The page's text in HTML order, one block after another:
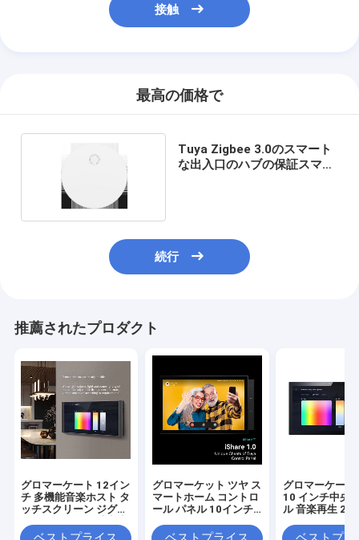
接触
最高の価格で
Tuya Zigbee 3.0のスマート
な出入口のハブの保証スマー
続行
推薦されたプロダクト
グロマーケート 12イン
チ 多機能音楽ホスト タ
ッチスクリーン ジグビ
制御パネル インテリジ
グロマーケット ツヤ ス
マートホーム コントロ
ール パネル 10インチ
ー ゲートウェイ ビルデ
グロマーケート
10 インチ中央
ル 音楽再生 2
ー 多機能スマ